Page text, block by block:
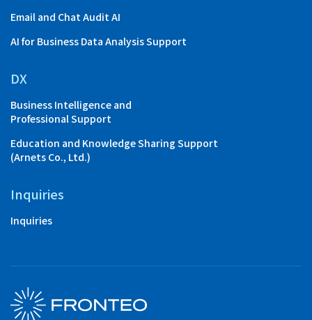
Email and Chat Audit AI
AI for Business Data Analysis Support
DX
Business Intelligence and
Professional Support
Education and Knowledge Sharing Support
(Arnets Co., Ltd.)
Inquiries
Inquiries